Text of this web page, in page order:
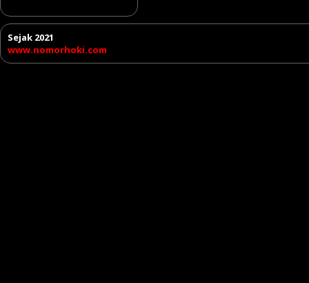
Sejak 2021
www.nomorhoki.com